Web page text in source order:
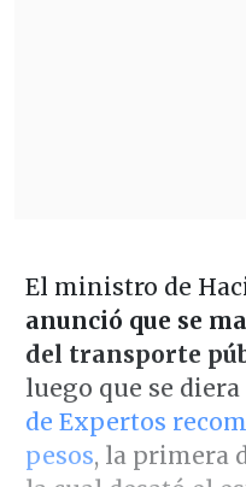
El ministro de
anunció que se
del transporte
luego que se
de Expertos
pesos, la primera